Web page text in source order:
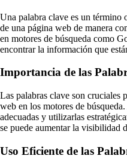
Una palabra clave es un término
de una página web de manera
en motores de búsqueda como
encontrar la información que
Importancia de las
Las palabras clave son cruciales
web en los motores de
adecuadas y utilizarlas
se puede aumentar la visibilidad
Uso Eficiente de las